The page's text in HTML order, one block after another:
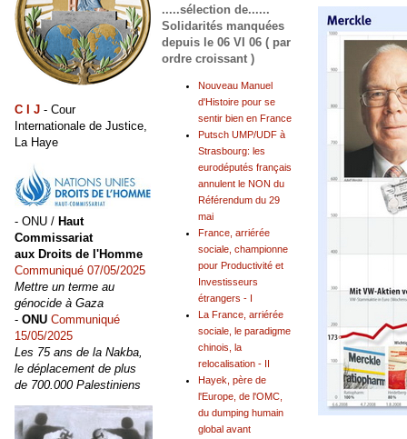
.....sélection de......
Solidarités manquées
depuis le 06 VI 06 ( par
ordre croissant )
Nouveau Manuel
d'Histoire pour se
sentir bien en France
Putsch UMP/UDF à
Strasbourg: les
eurodéputés français
annulent le NON du
Référendum du 29
mai
France, arriérée
sociale, championne
pour Productivité et
Investisseurs
étrangers - I
La France, arriérée
sociale, le paradigme
chinois, la
relocalisation - II
Hayek, père de
l'Europe, de l'OMC,
du dumping humain
global avant
C I J - Cour
Internationale de Justice,
La Haye
- ONU / Haut
Commissariat
aux Droits de l'Homme
Communiqué 07/05/2025
Mettre un terme au
génocide à Gaza
- ONU Communiqué
15/05/2025
Les 75 ans de la Nakba,
le déplacement de plus
de 700.000 Palestiniens